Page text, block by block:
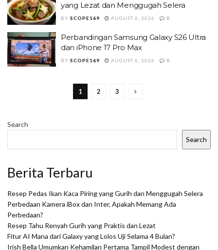
yang Lezat dan Menggugah Selera
BY SCOPE169 AUGUST 6, 2026 0
Perbandingan Samsung Galaxy S26 Ultra
dan iPhone 17 Pro Max
BY SCOPE169 AUGUST 6, 2026 0
1 2 3
Search
Search
Berita Terbaru
Resep Pedas Ikan Kaca Piring yang Gurih dan Menggugah Selera
Perbedaan Kamera iBox dan Inter, Apakah Memang Ada
Perbedaan?
Resep Tahu Renyah Gurih yang Praktis dan Lezat
Fitur AI Mana dari Galaxy yang Lolos Uji Selama 4 Bulan?
Irish Bella Umumkan Kehamilan Pertama Tampil Modest dengan